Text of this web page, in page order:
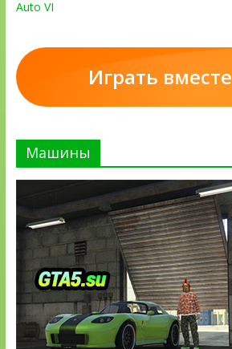
Auto VI
Играть вместе
Машины